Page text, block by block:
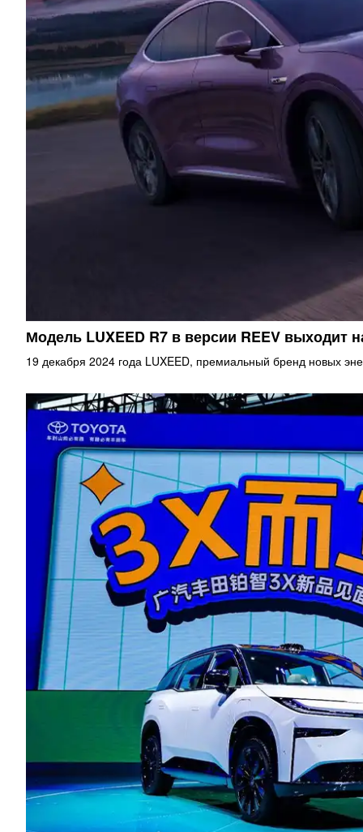
Модель LUXEED R7 в версии REEV выходит
19 декабря 2024 года LUXEED, премиальный бренд новых